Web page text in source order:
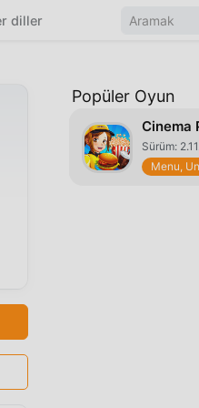
diller
Popüler Oyun
Cinema
Sürüm:
Menu,